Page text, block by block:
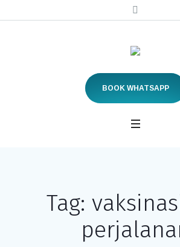
BOOK WHATSAPP
Tag: